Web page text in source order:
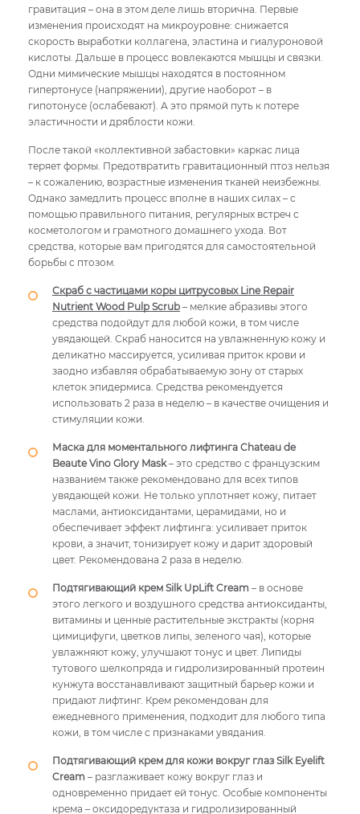
гравитация – она в этом деле лишь вторична. Первые
изменения происходят на микроуровне: снижается
скорость выработки коллагена, эластина и гиалуроновой
кислоты. Дальше в процесс вовлекаются мышцы и связки.
Одни мимические мышцы находятся в постоянном
гипертонусе (напряжении), другие наоборот – в
гипотонусе (ослабевают). А это прямой путь к потере
эластичности и дряблости кожи.
После такой «коллективной забастовки» каркас лица
теряет формы. Предотвратить гравитационный птоз нельзя
– к сожалению, возрастные изменения тканей неизбежны.
Однако замедлить процесс вполне в наших силах – с
помощью правильного питания, регулярных встреч с
косметологом и грамотного домашнего ухода. Вот
средства, которые вам пригодятся для самостоятельной
борьбы с птозом.
Скраб с частицами коры цитрусовых Line Repair
Nutrient Wood Pulp Scrub – мелкие абразивы этого
средства подойдут для любой кожи, в том числе
увядающей. Скраб наносится на увлажненную кожу и
деликатно массируется, усиливая приток крови и
заодно избавляя обрабатываемую зону от старых
клеток эпидермиса. Средства рекомендуется
использовать 2 раза в неделю – в качестве очищения и
стимуляции кожи.
Маска для моментального лифтинга Chateau de
Beaute Vino Glory Mask– это средство с французским
названием также рекомендовано для всех типов
увядающей кожи. Не только уплотняет кожу, питает
маслами, антиоксидантами, церамидами, но и
обеспечивает эффект лифтинга: усиливает приток
крови, а значит, тонизирует кожу и дарит здоровый
цвет. Рекомендована 2 раза в неделю.
Подтягивающий крем Silk UpLift Cream – в основе
этого легкого и воздушного средства антиоксиданты,
витамины и ценные растительные экстракты (корня
цимицифуги, цветков липы, зеленого чая), которые
увлажняют кожу, улучшают тонус и цвет. Липиды
тутового шелкопряда и гидролизированный протеин
кунжута восстанавливают защитный барьер кожи и
придают лифтинг. Крем рекомендован для
ежедневного применения, подходит для любого типа
кожи, в том числе с признаками увядания.
Подтягивающий крем для кожи вокруг глаз Silk Eyelift
Cream – разглаживает кожу вокруг глаз и
одновременно придает ей тонус. Особые компоненты
крема – оксидоредуктаза и гидролизированный